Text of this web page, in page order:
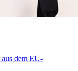
dem EU-